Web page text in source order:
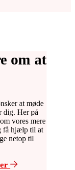
om at
at møde
dig. Her på
vores mere
få hjælp til at
netop til